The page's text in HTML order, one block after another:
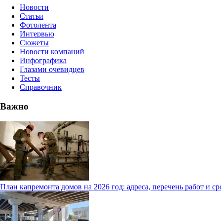
Новости
Статьи
Фотолента
Интервью
Сюжеты
Новости компаний
Инфографика
Глазами очевидцев
Тесты
Справочник
Важно
План капремонта домов на 2026 год: адреса, перечень работ и